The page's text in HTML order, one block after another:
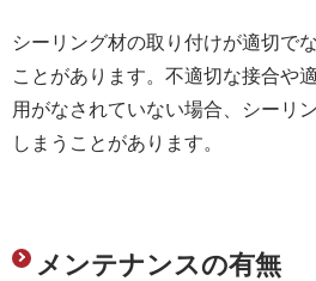
シーリング材の取り付けが適切で
ことがあります。不適切な接合や
用がなされていない場合、シーリ
しまうことがあります。
メンテナンスの有無